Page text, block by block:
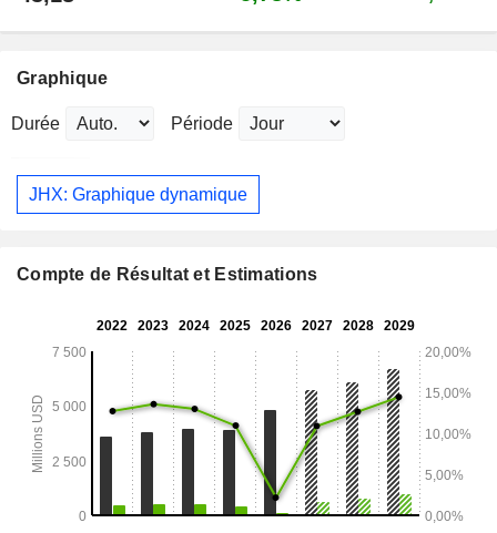
Graphique
Durée Période
JHX: Graphique dynamique
Compte de Résultat et Estimations